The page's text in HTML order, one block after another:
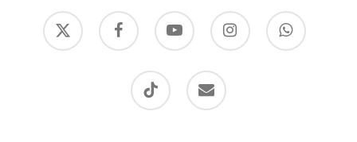
x-
twitter
facebook youtube instagram whatsapp
tiktok email